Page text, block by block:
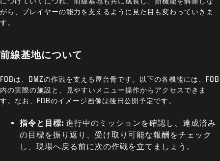
がら、プレイヤーの能力を支えるように見た目も変わっていきま
す。
前線基地について
FOBは、DMZの作戦を支える屋台骨です。以下の各機能には、FOB
内の実際の施設と、見やすいメニュー操作からアクセスできま
す。なお、FOBのイメージ画像は後日公開予定です。
指令と目標: 進行中のミッションを確認し、達成済み
の目標を振り返り、受け取り可能な報酬をチェック
し、現場へ戻る前に次の作戦を立てましょう。